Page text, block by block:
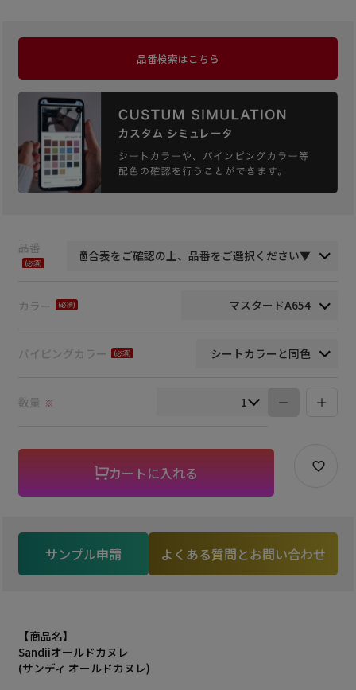
品番検索はこちら
品番
カラー
パイピングカラー
数量 ※
カートに入れる
サンプル申請 よくある質問とお問い合わせ
【商品名】
Sandiiオールドカヌレ
(サンディ オールドカヌレ)